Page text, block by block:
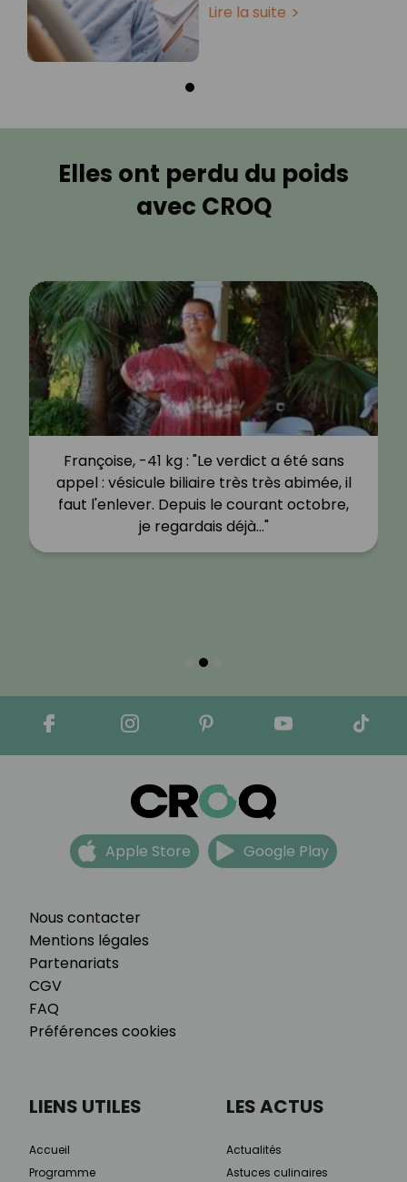
Lire la suite
Elles ont perdu du poids
avec CROQ
Françoise, -41 kg : "Le verdict a été sans
appel : vésicule biliaire très très abimée, il
faut l'enlever. Depuis le courant octobre,
je regardais déjà…"
Nous contacter
Mentions légales
Partenariats
CGV
FAQ
Préférences cookies
Apple Store Google Play
LIENS UTILES
Accueil
Programme
LES ACTUS
Actualités
Astuces culinaires